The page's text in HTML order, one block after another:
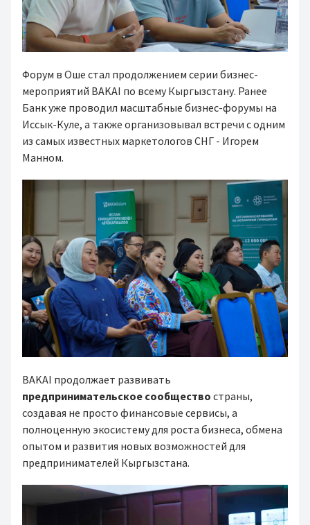
Форум в Оше стал продолжением серии бизнес-
мероприятий BAKAI по всему Кыргызстану. Ранее
Банк уже проводил масштабные бизнес-форумы на
Иссык-Куле, а также организовывал встречи с одним
из самых известных маркетологов СНГ - Игорем
Манном.
BAKAI продолжает развивать
предпринимательское сообщество страны,
создавая не просто финансовые сервисы, а
полноценную экосистему для роста бизнеса, обмена
опытом и развития новых возможностей для
предпринимателей Кыргызстана.